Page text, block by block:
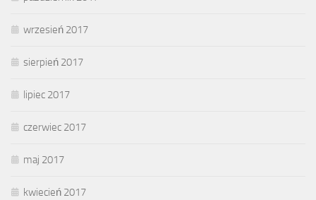
wrzesień 2017
sierpień 2017
lipiec 2017
czerwiec 2017
maj 2017
kwiecień 2017